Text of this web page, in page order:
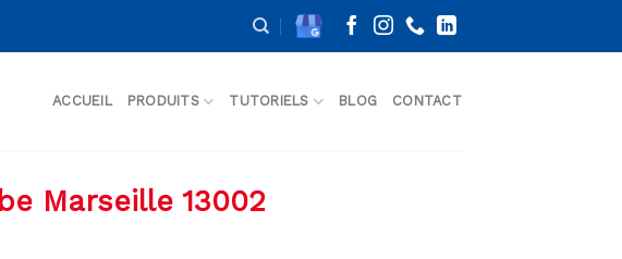
ACCUEIL PRODUITS TUTORIELS BLOG CONTACT
Marseille 13002